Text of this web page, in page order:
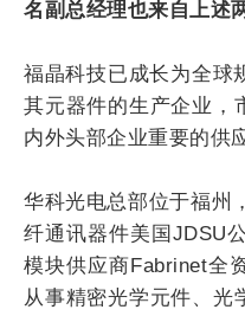
名副总经理也来自上述
福晶科技已成长为全球
其元器件的生产企业，
内外头部企业重要的供
华科光电总部位于福州
纤通讯器件美国JDSU
模块供应商Fabrinet全
从事精密光学元件、光